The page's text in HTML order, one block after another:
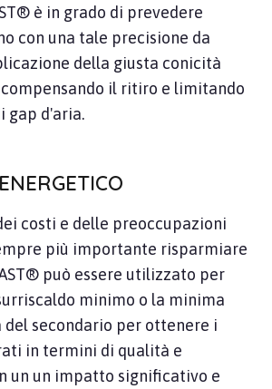
è in grado di prevedere
con una tale precisione da
della giusta conicità
il ritiro e limitando
gap d'aria.
costi e delle preoccupazioni
più importante risparmiare
può essere utilizzato per
minimo o la minima
secondario per ottenere i
in termini di qualità e
un un impatto significativo e